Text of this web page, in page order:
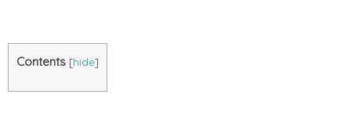
Contents [hide]